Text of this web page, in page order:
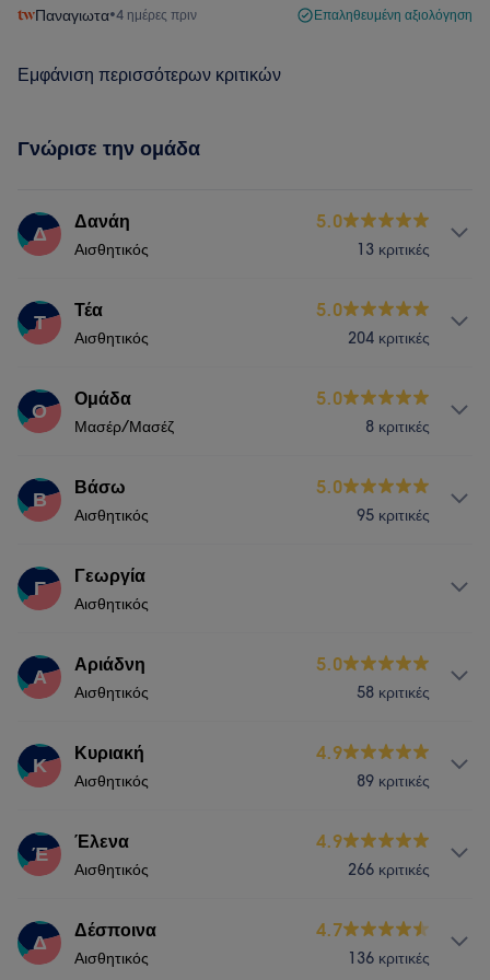
Παναγιωτα•4 ημέρες πριν Επαληθευμένη αξιολόγηση
Εμφάνιση περισσότερων κριτικών
Γνώρισε την ομάδα
Δ Δανάη
Αισθητικός
5.0
13 κριτικές
Υπηρεσίες
Τ Τέα
Αισθητικός
5.0
204 κριτικές
Υπηρεσίες
Τι λένε οι πελάτες μας για Τέα
Experienced 10
Ο Ομάδα
Μασέρ/Μασέζ
5.0
8 κριτικές
Υπηρεσίες
Β Βάσω
Αισθητικός
5.0
95 κριτικές
Υπηρεσίες
Τι λένε οι πελάτες μας για Βάσω
Γ Γεωργία
Αισθητικός
Υπηρεσίες
Α Αριάδνη
Αισθητικός
5.0
58 κριτικές
Υπηρεσίες
Κ Κυριακή
Αισθητικός
4.9
89 κριτικές
Υπηρεσίες
Έ Έλενα
Αισθητικός
4.9
266 κριτικές
Υπηρεσίες
Δ Δέσποινα
Αισθητικός
4.7
136 κριτικές